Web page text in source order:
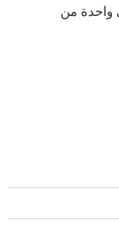
واحدة من